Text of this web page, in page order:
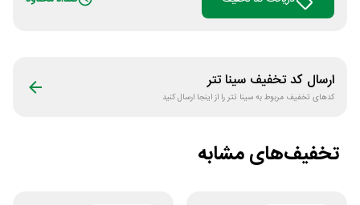
ارسال کد تخفیف سینا تتر
کدهای تخفیف مربوط بهسینا تتررا از اینجا ارسال کنید
تخفیف‌های مشابه